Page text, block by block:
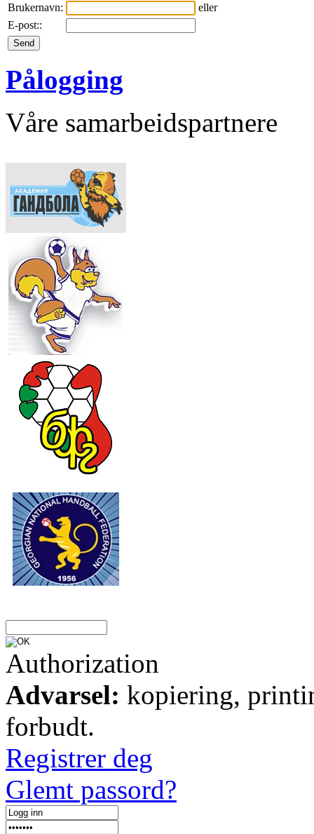
Brukernavn:
eller
E-post::
Pålogging
Våre samarbeidspartnere
Authorization
Advarsel: kopiering,
forbudt.
Registrer deg
Glemt passord?